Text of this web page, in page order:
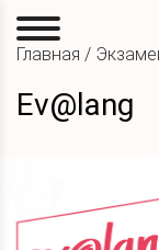
Главная /
Ev@lang